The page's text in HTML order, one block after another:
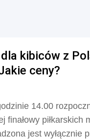
kibiców z
ceny?
14.00
finałowy
jest wyłącznie